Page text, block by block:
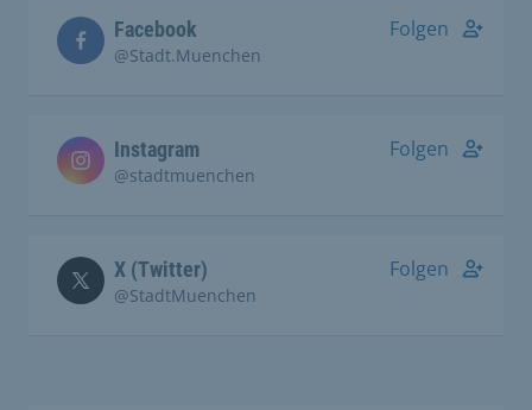
Facebook
@Stadt.Muenchen
Folgen
Instagram
@stadtmuenchen
Folgen
X (Twitter)
@StadtMuenchen
Folgen